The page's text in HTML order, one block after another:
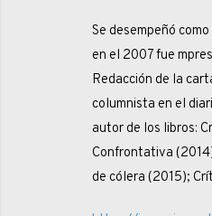
Se desempeñó
en el 2007 fue
Redacción de la
columnista en el
autor de los libros:
Confrontativa
de cólera (2015);